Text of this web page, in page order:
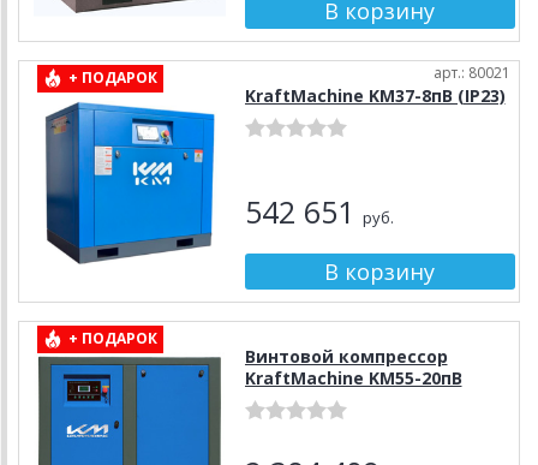
+ ПОДАРОК арт.: 80021
KraftMachine KM37-8пВ (IP23)
542 651 руб.
+ ПОДАРОК
Винтовой компрессор
KraftMachine KM55-20пВ